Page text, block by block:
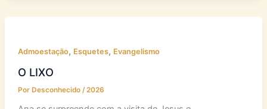
Admoestação, Esquetes, Evangelismo
O LIXO
Por Desconhecido /2026